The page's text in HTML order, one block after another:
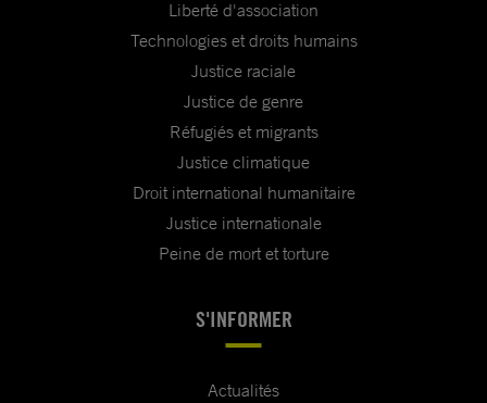
Liberté d'association
Technologies et droits humains
Justice raciale
Justice de genre
Réfugiés et migrants
Justice climatique
Droit international humanitaire
Justice internationale
Peine de mort et torture
S'INFORMER
Actualités